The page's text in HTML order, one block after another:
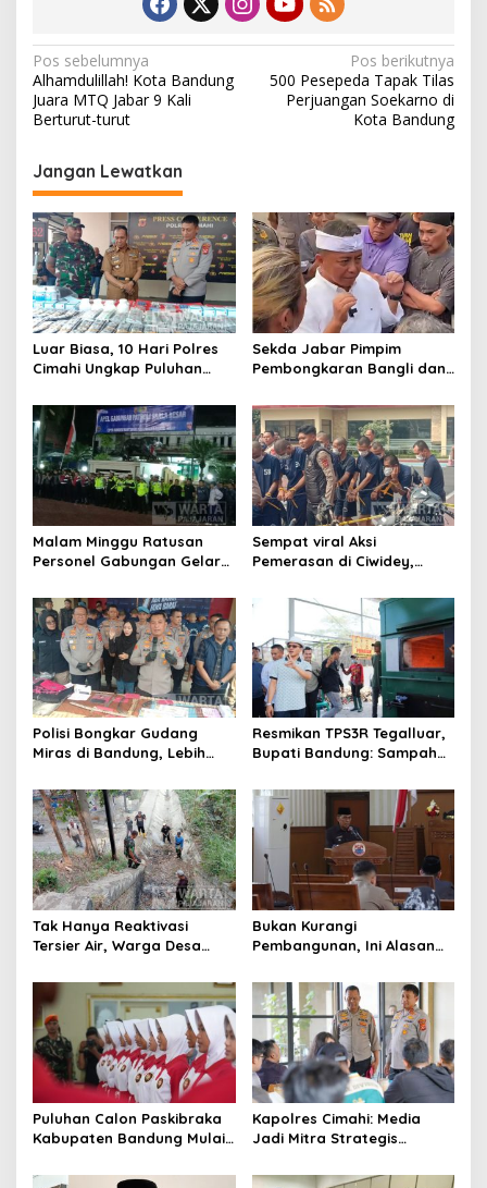
N
a
v
i
g
a
s
i
p
o
s
Pos sebelumnya
Alhamdulillah! Kota Bandung
Juara MTQ Jabar 9 Kali
Berturut-turut
Pos berikutnya
500 Pesepeda Tapak Tilas
Perjuangan Soekarno di
Kota Bandung
Jangan Lewatkan
Luar Biasa, 10 Hari Polres
Cimahi Ungkap Puluhan
Ribu Butir OKT
Sekda Jabar Pimpim
Pembongkaran Bangli dan
Kiaracondong
Malam Minggu Ratusan
Personel Gabungan Gelar
Besar Kabupaten Bandung
Sempat viral Aksi
Pemerasan di Ciwidey,
Pelaku
Polisi Bongkar Gudang
Miras di Bandung, Lebih
Resmikan TPS3R Tegalluar,
Bupati Bandung: Sampah
Pemerintah
Tak Hanya Reaktivasi
Tersier Air, Warga Desa
Alternatif di Padalarang
Bukan Kurangi
Pembangunan, Ini Alasan
Pengurangan Belanja
Daerah
Puluhan Calon Paskibraka
Kabupaten Bandung Mulai
Kapolres Cimahi: Media
Jadi Mitra Strategis
Publik